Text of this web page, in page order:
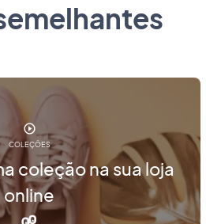
COLEÇÕES
coleção na sua loja
online